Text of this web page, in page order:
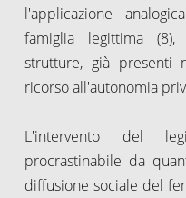
l'applicazione
famiglia legittima
strutture, già presenti
ricorso all'autonomia
L'intervento del
procrastinabile da
diffusione sociale del